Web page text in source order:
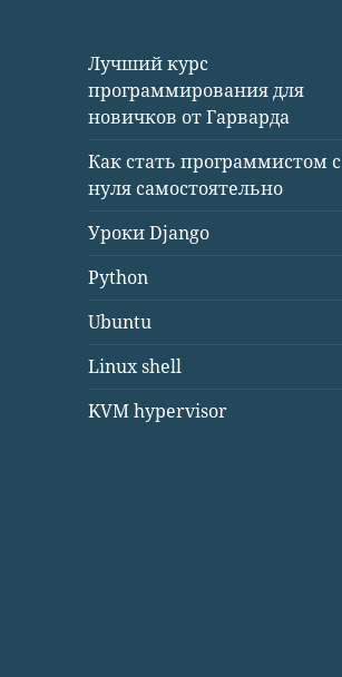
Лучший курс
программирования для
новичков от Гарварда
Как стать программистом с
нуля самостоятельно
Уроки Django
Python
Ubuntu
Linux shell
KVM hypervisor